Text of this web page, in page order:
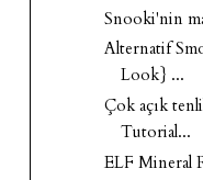
Snooki'nin
Alternatif
Look} ...
Çok açık
Tutorial...
ELF Mineral